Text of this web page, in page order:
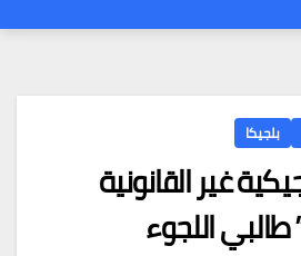
بلجيكا
غير القانونية
اللجوء